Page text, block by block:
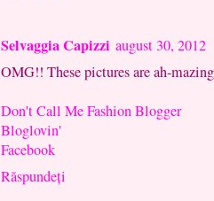
Selvaggia Capizzi august 30, 2012
OMG!! These pictures are ah-
Don't Call Me Fashion Blogger
Bloglovin'
Facebook
Răspundeți